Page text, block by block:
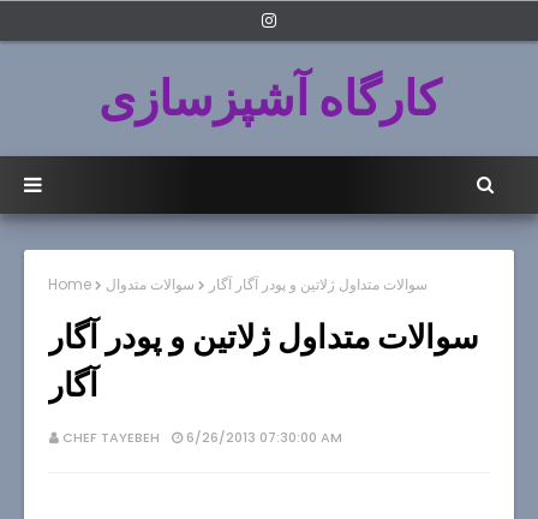
کارگاه آشپزسازی
Home سوالات متدوال سوالات متداول ژلاتين و پودر آگار آگار
سوالات متداول ژلاتين و پودر آگار
آگار
CHEF TAYEBEH 6/26/2013 07:30:00 AM